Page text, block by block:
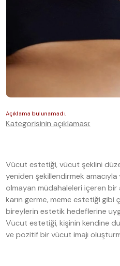
Kategorisinin açıklaması:
Vücut estetiği, vücut şeklini
yeniden şekillendirmek
olmayan müdahaleleri içeren bir
karın germe, meme estetiği gibi
bireylerin estetik hedeflerine
Vücut estetiği, kişinin kendine
ve pozitif bir vücut imajı